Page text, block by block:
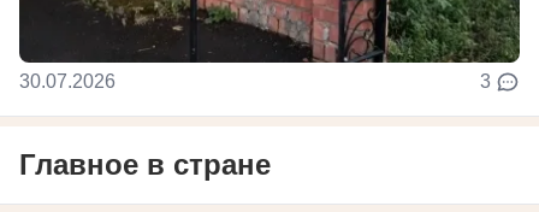
30.07.2026 3
Главное в стране